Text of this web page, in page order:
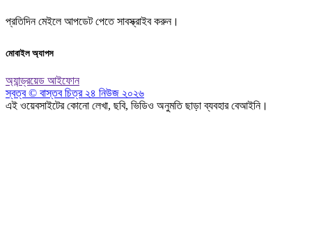
প্রতিদিন মেইলে আপডেট পেতে সাবস্ক্রাইব করুন।
মোবাইল অ্যাপস
অ্যান্ড্রয়েড আইফোন
স্বত্ব © বাস্তব চিত্র ২৪ নিউজ ২০২৬
এই ওয়েবসাইটের কোনো লেখা, ছবি, ভিডিও অনুমতি ছাড়া ব্যবহার বেআইনি।